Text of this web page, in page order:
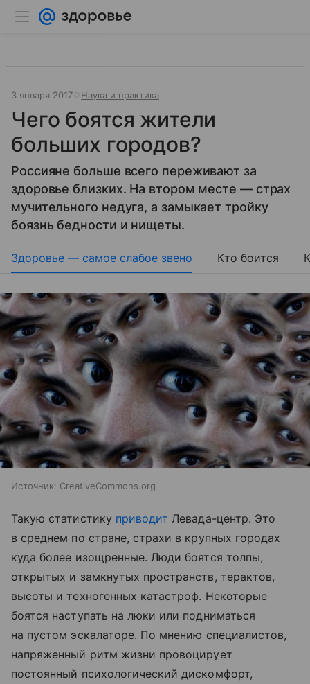
3 января 2017 Наука и практика
Чего боятся жители
больших городов?
Россияне больше всего переживают за
здоровье близких. На втором месте — страх
мучительного недуга, а замыкает тройку
боязнь бедности и нищеты.
Здоровье — самое слабое звено Кто боится
Источник: CreativeCommons.org
Такую статистику приводит Левада-центр. Это
в среднем по стране, страхи в крупных городах
куда более изощренные. Люди боятся толпы,
открытых и замкнутых пространств, терактов,
высоты и техногенных катастроф. Некоторые
боятся наступать на люки или подниматься
на пустом эскалаторе. По мнению специалистов,
напряженный ритм жизни провоцирует
постоянный психологический дискомфорт,